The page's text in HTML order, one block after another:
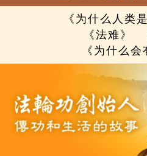
《为什么人类
《法难》
《为什么会